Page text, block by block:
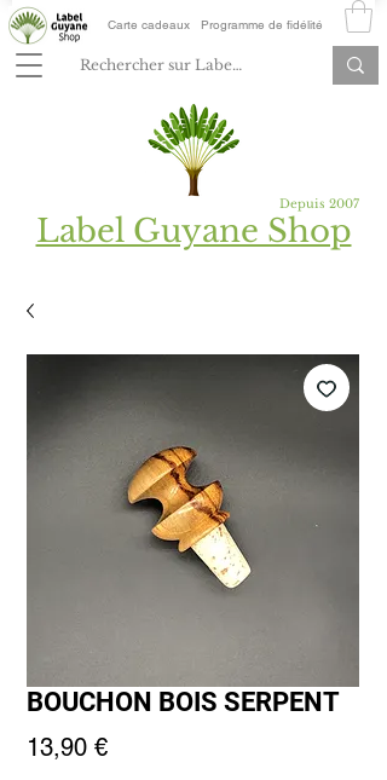
Carte cadeaux Programme de fidélité
Depuis 2007
Label Guyane Shop
BOUCHON BOIS SERPENT
13,90 €Prix